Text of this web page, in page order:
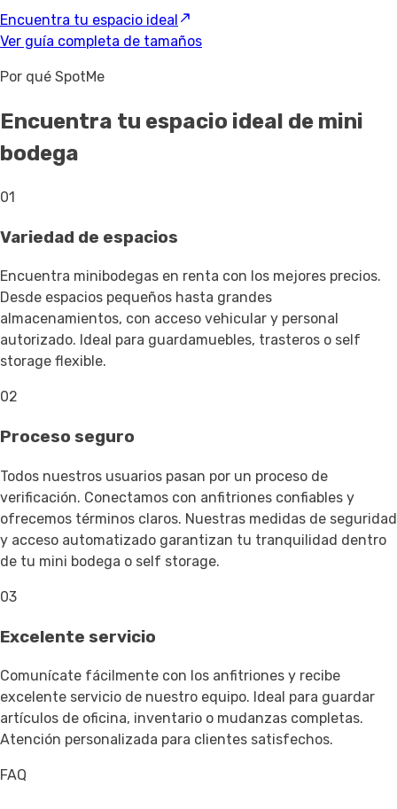
Encuentra tu espacio ideal
Ver guía completa de tamaños
Por qué SpotMe
Encuentra tu espacio ideal de mini
bodega
01
Variedad de espacios
Encuentra minibodegas en renta con los mejores precios.
Desde espacios pequeños hasta grandes
almacenamientos, con acceso vehicular y personal
autorizado. Ideal para guardamuebles, trasteros o self
storage flexible.
02
Proceso seguro
Todos nuestros usuarios pasan por un proceso de
verificación. Conectamos con anfitriones confiables y
ofrecemos términos claros. Nuestras medidas de seguridad
y acceso automatizado garantizan tu tranquilidad dentro
de tu mini bodega o self storage.
03
Excelente servicio
Comunícate fácilmente con los anfitriones y recibe
excelente servicio de nuestro equipo. Ideal para guardar
artículos de oficina, inventario o mudanzas completas.
Atención personalizada para clientes satisfechos.
FAQ